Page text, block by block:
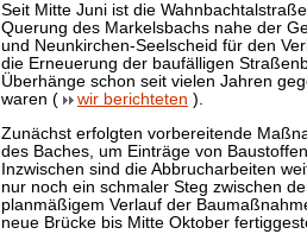
Seit Mitte Juni ist die
Querung des Markelsbachs nahe der
und Neunkirchen-Seelscheid für den
die Erneuerung der baufälligen
Überhänge schon seit vielen Jahren
waren (
wir berichteten ).
Zunächst erfolgten vorbereitende
des Baches, um Einträge von
Inzwischen sind die Abbrucharbeiten
nur noch ein schmaler Steg zwischen
planmäßigem Verlauf der
neue Brücke bis Mitte Oktober